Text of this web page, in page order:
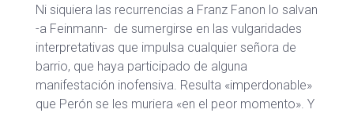
Ni siquiera las recurrencias a Franz Fanon lo salvan
-a Feinmann- de sumergirse en las vulgaridades
interpretativas que impulsa cualquier señora de
barrio, que haya participado de alguna
manifestación inofensiva. Resulta «imperdonable»
que Perón se les muriera «en el peor momento». Y